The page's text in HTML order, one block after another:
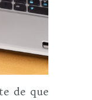
de que